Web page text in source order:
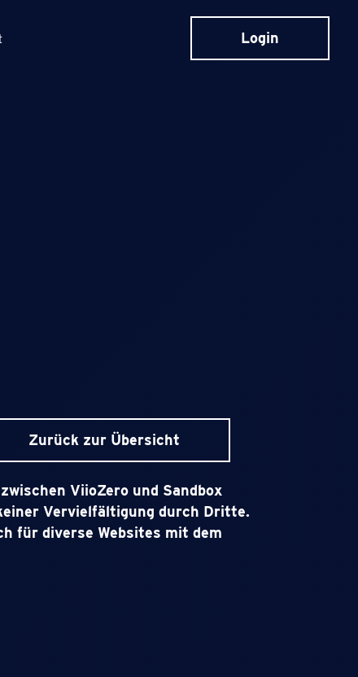
Login
Zurück zur Übersicht
ViioZero und Sandbox
Vervielfältigung durch Dritte.
für diverse Websites mit dem